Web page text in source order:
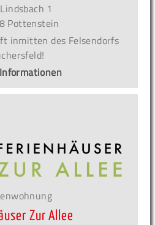
1
Pottenstein
inmitten des Felsendorfs
Zur Allee